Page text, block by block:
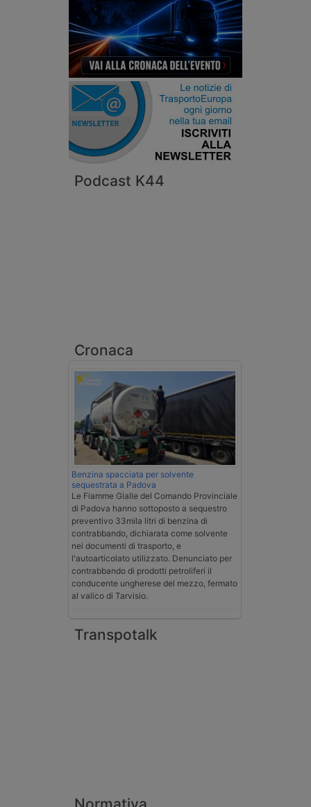
Podcast K44
Cronaca
Benzina spacciata per solvente
sequestrata a Padova
Le Fiamme Gialle del Comando Provinciale
di Padova hanno sottoposto a sequestro
preventivo 33mila litri di benzina di
contrabbando, dichiarata come solvente
nei documenti di trasporto, e
l'autoarticolato utilizzato. Denunciato per
contrabbando di prodotti petroliferi il
conducente ungherese del mezzo, fermato
al valico di Tarvisio.
Transpotalk